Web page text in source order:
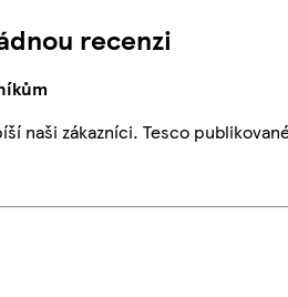
recenzi
naši zákazníci. Tesco